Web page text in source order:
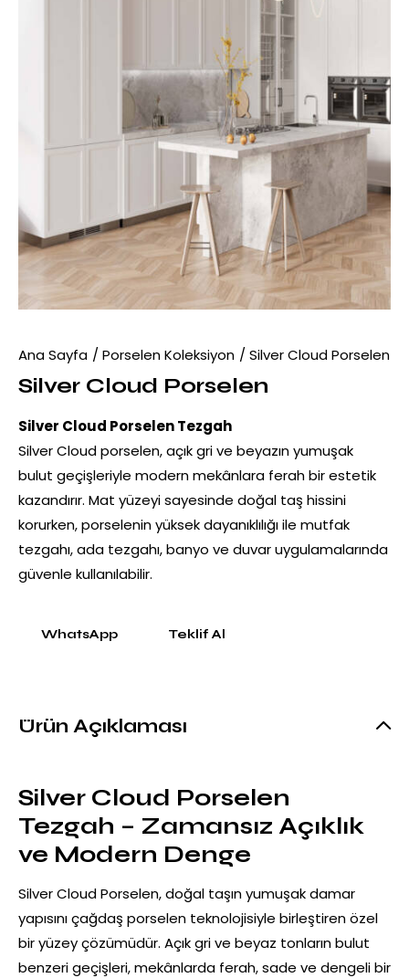
Ana Sayfa Porselen Koleksiyon Silver Cloud Porselen
Silver Cloud Porselen
Silver Cloud Porselen Tezgah
Silver Cloud porselen, açık gri ve beyazın yumuşak
bulut geçişleriyle modern mekânlara ferah bir estetik
kazandırır. Mat yüzeyi sayesinde doğal taş hissini
korurken, porselenin yüksek dayanıklılığı ile mutfak
tezgahı, ada tezgahı, banyo ve duvar uygulamalarında
güvenle kullanılabilir.
WhatsApp Teklif Al
Ürün Açıklaması
Silver Cloud Porselen
Tezgah – Zamansız Açıklık
ve Modern Denge
Silver Cloud Porselen, doğal taşın yumuşak damar
yapısını çağdaş porselen teknolojisiyle birleştiren özel
bir yüzey çözümüdür. Açık gri ve beyaz tonların bulut
benzeri geçişleri, mekânlarda ferah, sade ve dengeli bir